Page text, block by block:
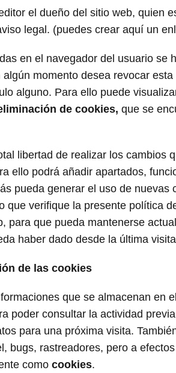
el dueño del sitio web, quien
legal. (puedes crear aquí un
en el navegador del usuario se
momento desea revocar
alguno. Para ello puede
de cookies, que se
libertad de realizar los cambios
ello podrá añadir apartados,
pueda generar el uso de nuevas
que verifique la presente política
para que pueda mantenerse
haber dado desde la última
de las cookies
que se almacenan en
poder consultar la actividad
para una próxima visita.
bugs, rastreadores, pero a
como cookies.